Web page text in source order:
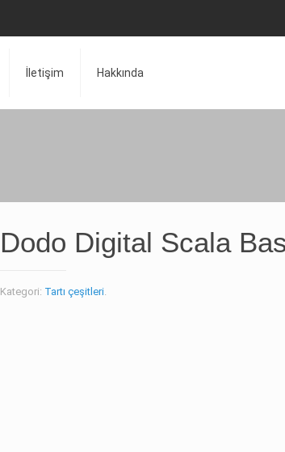
İletişim Hakkında
Dodo Digital Scala
Kategori: Tartı çeşitleri.